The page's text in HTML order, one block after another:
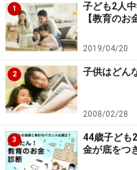
1
子ども2人
【教育のお
2019/04/20
2 子供はどん
2008/02/28
3
44歳子ども
金が底をつ